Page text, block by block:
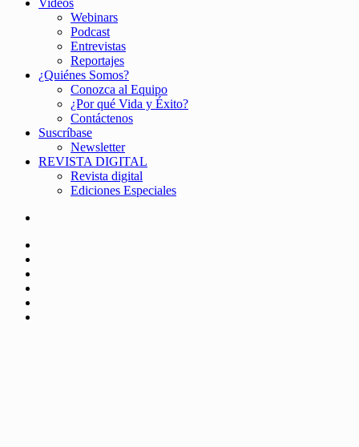
Videos
Webinars
Podcast
Entrevistas
Reportajes
¿Quiénes Somos?
Conozca al Equipo
¿Por qué Vida y Éxito?
Contáctenos
Suscríbase
Newsletter
REVISTA DIGITAL
Revista digital
Ediciones Especiales